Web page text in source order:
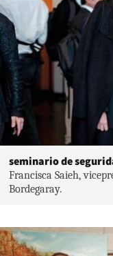
seminario de
Francisca Saieh,
Bordegaray.